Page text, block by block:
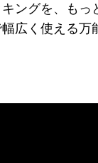
ングを、も
広く使える万